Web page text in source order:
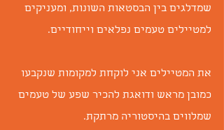
שמדלגים בין הבסטאות השונות, ומעניקים
למטיילים טעמים נפלאים וייחודיים.
את המטיילים אני לוקחת למקומות שנקבעו
כמובן מראש ודואגת להכיר שפע של טעמים
שמלווים בהיסטוריה מרתקת.